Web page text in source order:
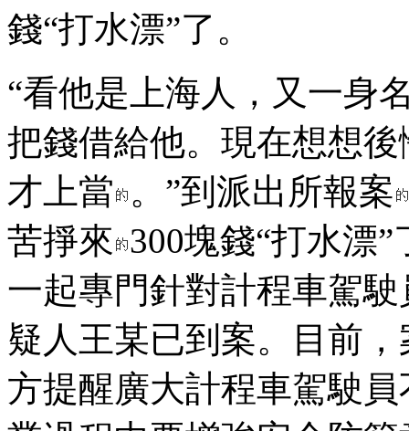
錢“打水漂”了。
“看他是上海人，又一身
把錢借給他。現在想想
才上當 。”到派出所報案
苦掙來 300塊錢“打水漂
一起專門針對計程車駕
疑人王某已到案。目前
方提醒廣大計程車駕駛